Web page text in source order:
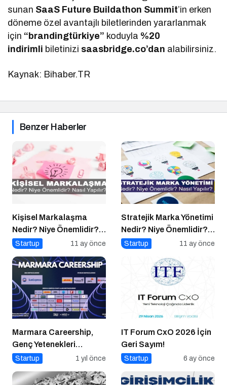
sunan SaaS Future Buildathon Summit’in erken
döneme özel avantajlı biletlerinden yararlanmak
için “brandingtürkiye” koduyla %20
indirimli biletinizi saasbridge.co’dan alabilirsiniz.
Kaynak: Bihaber.TR
Benzer Haberler
Kişisel Markalaşma
Nedir? Niye Önemlidir?
Kişisel Markalaşma
Startup 11 ay önce
Stratejik Marka Yönetimi
Nedir? Niye Önemlidir?
Stratejik Marka Yönetimi
Startup 11 ay önce
Marmara Careership,
Genç Yetenekleri
Geleceğin İş Dünyasıyla
Startup 1 yıl önce
IT Forum CxO 2026 İçin
Geri Sayım!
Startup 6 ay önce